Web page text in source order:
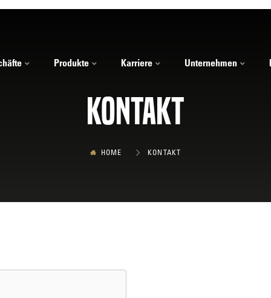
Produkte Karriere Unternehmen
Kontakt
HOME KONTAKT